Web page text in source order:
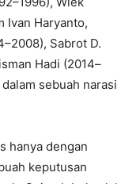
Ivan Haryanto,
Sabrot D.
Hadi (2014–
sebuah narasi
hanya dengan
keputusan